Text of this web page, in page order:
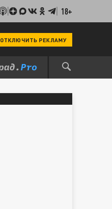
18+
ОТКЛЮЧИТЬ РЕКЛАМУ